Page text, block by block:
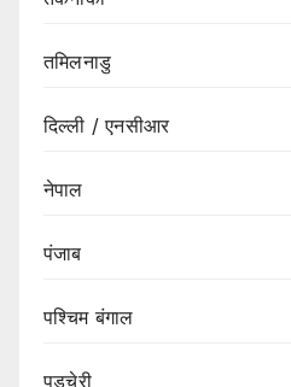
तमिलनाडु
दिल्ली / एनसीआर
नेपाल
पंजाब
पश्चिम बंगाल
पुडुचेरी